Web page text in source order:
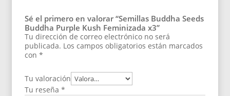
Sé el primero en valorar “Semillas Buddha Seeds
Buddha Purple Kush Feminizada x3”
Tu dirección de correo electrónico no será
publicada. Los campos obligatorios están marcados
con*
Tu valoración
Tu reseña*